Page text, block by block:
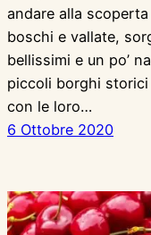
andare alla
boschi e vallate,
bellissimi e un po’
piccoli borghi
con le loro…
6 Ottobre 2020